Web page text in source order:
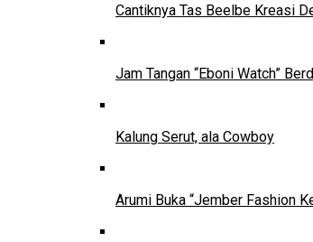
Cantiknya Tas Beelbe Kreasi
Jam Tangan “Eboni Watch”
Kalung Serut, ala Cowboy
Arumi Buka “Jember Fashion